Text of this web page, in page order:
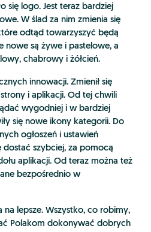
się logo. Jest teraz bardziej
W ślad za nim zmienia się
odtąd towarzyszyć będą
nowe są żywe i pastelowe, a
chabrowy i żółcień.
innowacji. Zmienił się
i aplikacji. Od tej chwili
wygodniej i w bardziej
się nowe ikony kategorii. Do
ogłoszeń i ustawień
szybciej, za pomocą
aplikacji. Od teraz można też
bezpośrednio w
na lepsze. Wszystko, co robimy,
Polakom dokonywać dobrych